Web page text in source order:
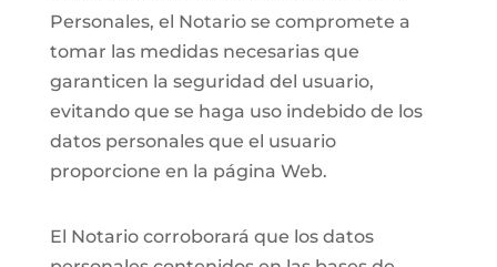
Personales, el Notario se compromete a
tomar las medidas necesarias que
garanticen la seguridad del usuario,
evitando que se haga uso indebido de los
datos personales que el usuario
proporcione en la página Web.
El Notario corroborará que los datos